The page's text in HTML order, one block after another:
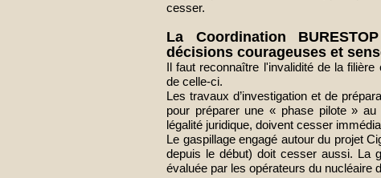
cesser.
La Coordination
décisions courageuses et
Il faut reconnaître l'invalidité de la
de celle-ci.
Les travaux d’investigation et de
pour préparer une « phase pilote »
légalité juridique, doivent cesser
Le gaspillage engagé autour du projet
depuis le début) doit cesser aussi. La
évaluée par les opérateurs du nucléaire